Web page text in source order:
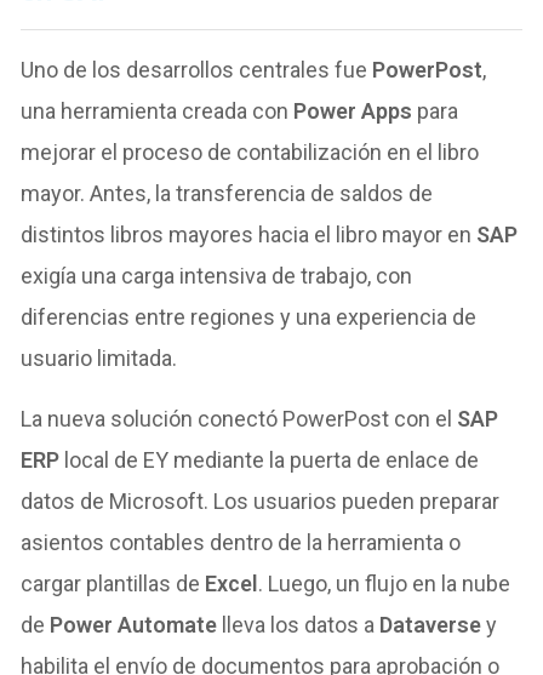
Uno de los desarrollos centrales fue PowerPost,
una herramienta creada con Power Apps para
mejorar el proceso de contabilización en el libro
mayor. Antes, la transferencia de saldos de
distintos libros mayores hacia el libro mayor en SAP
exigía una carga intensiva de trabajo, con
diferencias entre regiones y una experiencia de
usuario limitada.
La nueva solución conectó PowerPost con el SAP
ERP local de EY mediante la puerta de enlace de
datos de Microsoft. Los usuarios pueden preparar
asientos contables dentro de la herramienta o
cargar plantillas de Excel. Luego, un flujo en la nube
de Power Automate lleva los datos a Dataversey
habilita el envío de documentos para aprobación o